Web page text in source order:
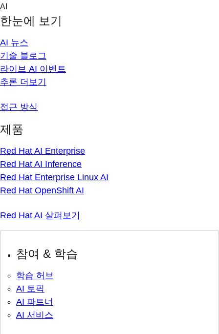
Skip
content
AI
한눈에 보기
AI 뉴스
기술 블로그
라이브 AI 이벤트
추론 더보기
접근 방식
제품
Red Hat AI Enterprise
Red Hat AI Inference
Red Hat Enterprise Linux AI
Red Hat OpenShift AI
Red Hat AI 살펴보기
참여 & 학습
학습 허브
AI 토픽
AI 파트너
AI 서비스